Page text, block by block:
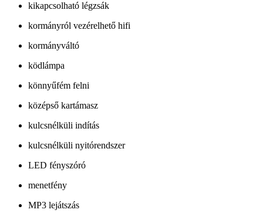
kikapcsolható légzsák
kormányról vezérelhető hifi
kormányváltó
ködlámpa
könnyűfém felni
középső kartámasz
kulcsnélküli indítás
kulcsnélküli nyitórendszer
LED fényszóró
menetfény
MP3 lejátszás